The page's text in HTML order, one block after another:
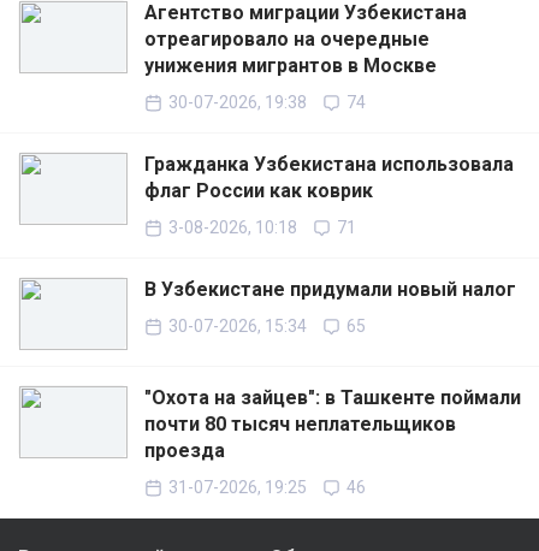
Агентство миграции Узбекистана
отреагировало на очередные
унижения мигрантов в Москве
30-07-2026, 19:38 74
Гражданка Узбекистана использовала
флаг России как коврик
3-08-2026, 10:18 71
В Узбекистане придумали новый налог
30-07-2026, 15:34 65
"Охота на зайцев": в Ташкенте поймали
почти 80 тысяч неплательщиков
проезда
31-07-2026, 19:25 46